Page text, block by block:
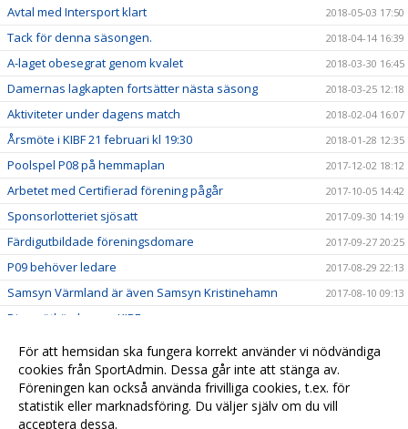
Avtal med Intersport klart 2018-05-03 17:50
Tack för denna säsongen. 2018-04-14 16:39
A-laget obesegrat genom kvalet 2018-03-30 16:45
Damernas lagkapten fortsätter nästa säsong 2018-03-25 12:18
Aktiviteter under dagens match 2018-02-04 16:07
Årsmöte i KIBF 21 februari kl 19:30 2018-01-28 12:35
Poolspel P08 på hemmaplan 2017-12-02 18:12
Arbetet med Certifierad förening pågår 2017-10-05 14:42
Sponsorlotteriet sjösatt 2017-09-30 14:19
Färdigutbildade föreningsdomare 2017-09-27 20:25
P09 behöver ledare 2017-08-29 22:13
Samsyn Värmland är även Samsyn Kristinehamn 2017-08-10 09:13
Dina nätköp kan ge KIBF pengar
Ledaruppdrag till KIBF 2017-06-11 10:29
Barnidrottsmodellen Samsyn Värmland 2017-04-07 09:15
Tack för en rolig avslutning 2017-03-26 19:52
För att hemsidan ska fungera korrekt använder vi nödvändiga
cookies från SportAdmin. Dessa går inte att stänga av.
Föreningen kan också använda frivilliga cookies, t.ex. för
statistik eller marknadsföring. Du väljer själv om du vill
acceptera dessa.